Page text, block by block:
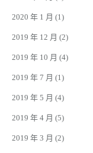
2020 年 1 月 (1)
2019 年 12 月 (2)
2019 年 10 月 (4)
2019 年 7 月 (1)
2019 年 5 月 (4)
2019 年 4 月 (5)
2019 年 3 月 (2)